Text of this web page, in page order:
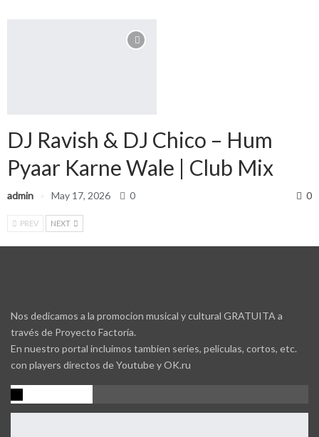
DJ Ravish & DJ Chico – Hum
Pyaar Karne Wale | Club Mix
admin May 17, 2026 0 0
PREV NEXT
Nos dedicamos a la promocion musical y cultural GRATUITA a
través de Proyecto Factoría.
En nuestro portal incluimos tambien series, peliculas, cortos, etc.
con players directos de Youtube y OK.ru